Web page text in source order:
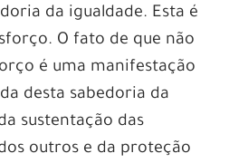
da igualdade. Esta é
O fato de que não
é uma manifestação
desta sabedoria da
sustentação das
outros e da proteção